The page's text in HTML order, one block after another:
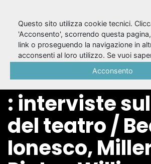
Un mestiere
chiamato
: interviste
del teatro /
Ionesco,
Questo sito utilizza cookie tecnici.
'Acconsento', scorrendo questa
link o proseguendo la navigazione in
acconsenti al loro utilizzo. Se vuoi
Acconsento